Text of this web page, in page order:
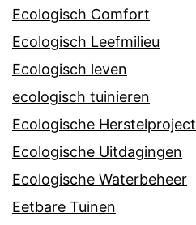
Ecologisch Comfort
Ecologisch Leefmilieu
Ecologisch leven
ecologisch tuinieren
Ecologische
Ecologische Uitdagingen
Ecologische Waterbeheer
Eetbare Tuinen